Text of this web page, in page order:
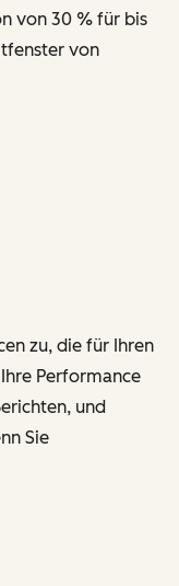
von 30 % für bis
von
zu, die für Ihren
Performance
und
Sie